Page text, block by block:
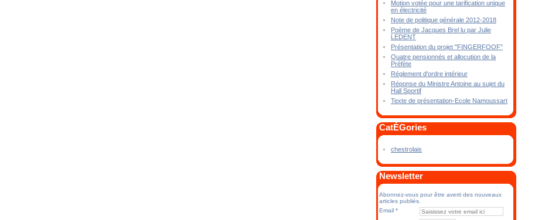
Motion votée pour une tarification unique
en électricité
Note de politique générale 2012-2018
Poème de Jacques Brel lu par Julie
LEDENT
Présentation du projet "FINGERFOOF"
Quatre pensionnés et allocution de la
Préfète
Réglement d'ordre intérieur
Réponse du Ministre Antoine au sujet du
Hall Sportif
Texte de présentation-Ecole Namoussart
CatÉGories
chestrolais
Newsletter
Abonnez-vous pour être averti des nouveaux
articles publiés.
Email